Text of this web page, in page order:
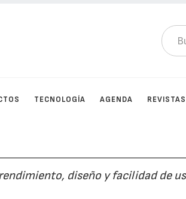
TECNOLOGÍA AGENDA REVISTAS
diseño y facilidad de